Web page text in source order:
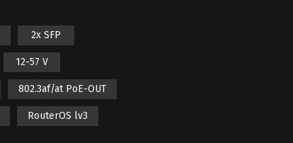
2x SFP
12-57 V
802.3af/at PoE-OUT
RouterOS lv3